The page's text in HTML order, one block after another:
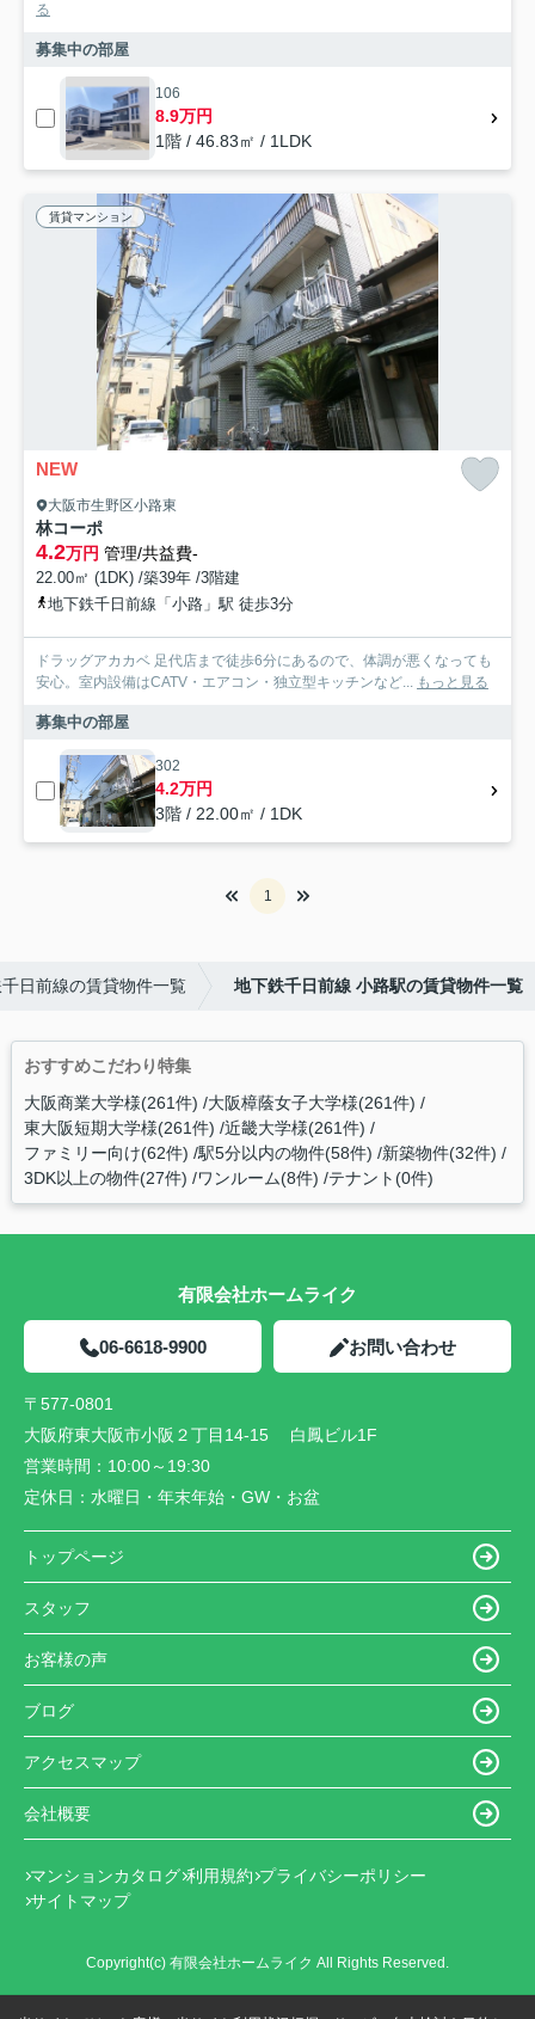
る
募集中の部屋
106
8.9万円
1階 / 46.83㎡ / 1LDK
賃貸マンション
NEW
大阪市生野区小路東
林コーポ
4.2万円 管理/共益費-
22.00㎡ (1DK) /築39年 /3階建
地下鉄千日前線「小路」駅 徒歩3分
ドラッグアカカベ 足代店まで徒歩6分にあるので、体調が悪くなっても
安心。室内設備はCATV・エアコン・独立型キッチンなど... もっと見る
募集中の部屋
302
4.2万円
3階 / 22.00㎡ / 1DK
1
日前線の賃貸物件一覧 地下鉄千日前線 小路駅の賃貸物件一覧
おすすめこだわり特集
大阪商業大学様(261件) 大阪樟蔭女子大学様(261件)
東大阪短期大学様(261件) 近畿大学様(261件)
ファミリー向け(62件) 駅5分以内の物件(58件) 新築物件(32件)
3DK以上の物件(27件) ワンルーム(8件) テナント(0件)
有限会社ホームライク
06-6618-9900 お問い合わせ
〒577-0801
大阪府東大阪市小阪２丁目14-15 白鳳ビル1F
営業時間： 10:00～19:30
定休日： 水曜日・年末年始・GW・お盆
トップページ
スタッフ
お客様の声
ブログ
アクセスマップ
会社概要
マンションカタログ 利用規約 プライバシーポリシー
サイトマップ
Copyright(c) 有限会社ホームライク All Rights Reserved.